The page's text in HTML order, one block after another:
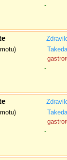
-
-
-